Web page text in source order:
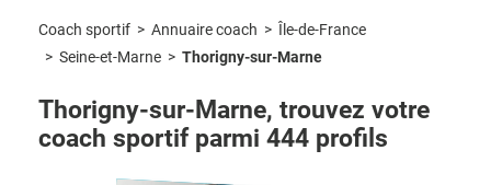
Coach sportif > Annuaire coach > Île-de-France
> Seine-et-Marne > Thorigny-sur-Marne
Thorigny-sur-Marne, trouvez votre
coach sportif parmi 444 profils